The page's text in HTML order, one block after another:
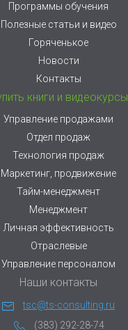
Программы обучения
Полезные статьи и видео
Горяченькое
Новости
Контакты
книги и видеокурсы
Управление продажами
Отдел продаж
Технология продаж
Маркетинг, продвижение
Тайм-менеджмент
Менеджмент
Личная эффективность
Отраслевые
Управление персоналом
Наши контакты
tsc@ts-consulting.ru
(383) 292-28-74